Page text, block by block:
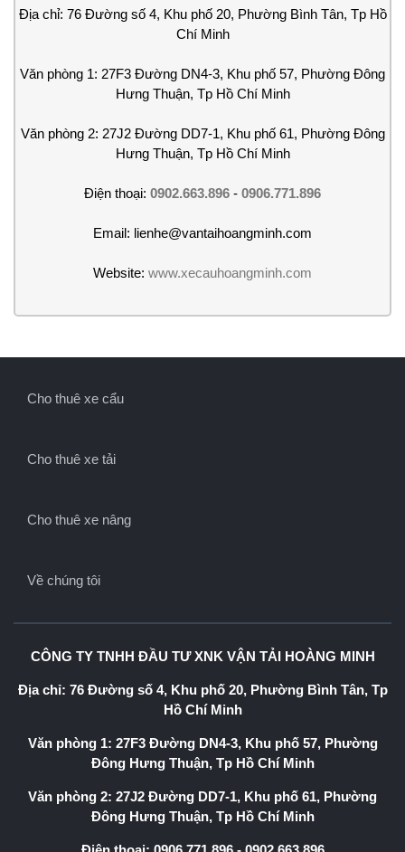
Địa chỉ: 76 Đường số 4, Khu phố 20, Phường Bình Tân, Tp Hồ
Chí Minh
Văn phòng 1: 27F3 Đường DN4-3, Khu phố 57, Phường Đông
Hưng Thuận, Tp Hồ Chí Minh
Văn phòng 2: 27J2 Đường DD7-1, Khu phố 61, Phường Đông
Hưng Thuận, Tp Hồ Chí Minh
Điện thoại: 0902.663.896 - 0906.771.896
Email: lienhe@vantaihoangminh.com
Website: www.xecauhoangminh.com
Cho thuê xe cẩu
Cho thuê xe tải
Cho thuê xe nâng
Về chúng tôi
CÔNG TY TNHH ĐẦU TƯ XNK VẬN TẢI HOÀNG MINH
Địa chỉ: 76 Đường số 4, Khu phố 20, Phường Bình Tân, Tp
Hồ Chí Minh
Văn phòng 1: 27F3 Đường DN4-3, Khu phố 57, Phường
Đông Hưng Thuận, Tp Hồ Chí Minh
Văn phòng 2: 27J2 Đường DD7-1, Khu phố 61, Phường
Đông Hưng Thuận, Tp Hồ Chí Minh